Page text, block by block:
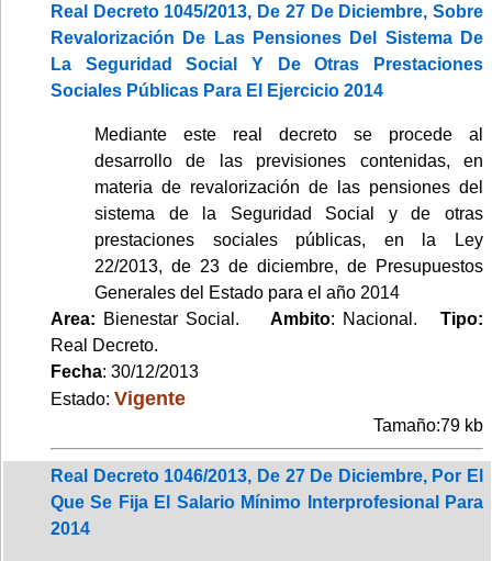
Real Decreto 1045/2013, De 27 De Diciembre, Sobre
Revalorización De Las Pensiones Del Sistema De
La Seguridad Social Y De Otras Prestaciones
Sociales Públicas Para El Ejercicio 2014
Mediante este real decreto se procede al
desarrollo de las previsiones contenidas, en
materia de revalorización de las pensiones del
sistema de la Seguridad Social y de otras
prestaciones sociales públicas, en la Ley
22/2013, de 23 de diciembre, de Presupuestos
Generales del Estado para el año 2014
Area: Bienestar Social. Ambito: Nacional. Tipo:
Real Decreto.
Fecha: 30/12/2013
Estado: Vigente
Tamaño:79 kb
Real Decreto 1046/2013, De 27 De Diciembre, Por El
Que Se Fija El Salario Mínimo Interprofesional Para
2014